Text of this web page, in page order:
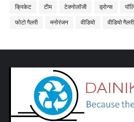
क्रिकेट टीम टेक्नोलॉजी ड्रोन्स
फोटो गैलरी मनोरंजन वीडियो वीडियो गैलरी